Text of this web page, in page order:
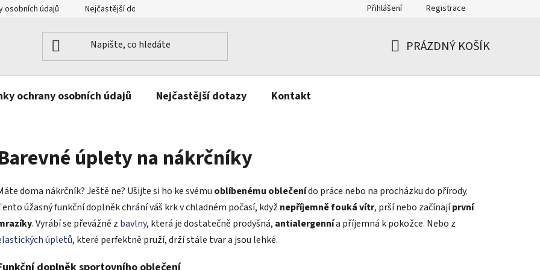
osobních údajů Nejčastější dotazy Přihlášení Registrace
PRÁZDNÝ KOŠÍK
ochrany osobních údajů Nejčastější dotazy Kontakt
úplety na nákrčníky
doma nákrčník? Ještě ne? Ušijte si ho ke svému oblíbenému oblečenído práce nebo na procházku do přírody.
úžasný funkční doplněk chrání váš krk v chladném počasí, když nepříjemně fouká vítr, prší nebo začínajíprvní
. Vyrábí se převážně z bavlny, která je dostatečně prodyšná, antialergennía příjemná k pokožce. Nebo z
úpletů, které perfektně pruží, drží stále tvar a jsou lehké.